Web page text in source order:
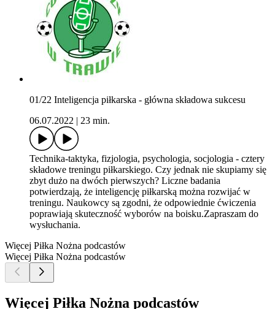
01/22 Inteligencja piłkarska - główna składowa sukcesu
06.07.2022
23 min.
Technika-taktyka, fizjologia, psychologia, socjologia - cztery
składowe treningu piłkarskiego. Czy jednak nie skupiamy się
zbyt dużo na dwóch pierwszych? Liczne badania
potwierdzają, że inteligencję piłkarską można rozwijać w
treningu. Naukowcy są zgodni, że odpowiednie ćwiczenia
poprawiają skuteczność wyborów na boisku.Zapraszam do
wysłuchania.
Więcej Piłka Nożna podcastów
Więcej Piłka Nożna podcastów
Więcej Piłka Nożna podcastów